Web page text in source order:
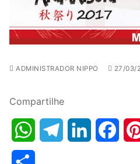
ADMINISTRADOR NIPPO 27/03/
Compartilhe
WhatsAppTelegramLinkedIn